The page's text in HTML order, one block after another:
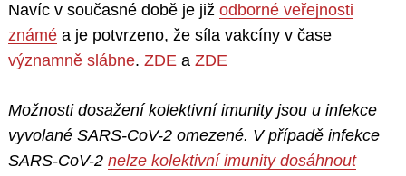
Navíc v současné době je již odborné veřejnosti
známé a je potvrzeno, že síla vakcíny v čase
významně slábne. ZDE a ZDE
Možnosti dosažení kolektivní imunity jsou u infekce
vyvolané SARS-CoV-2 omezené. V případě infekce
SARS-CoV-2 nelze kolektivní imunity dosáhnout